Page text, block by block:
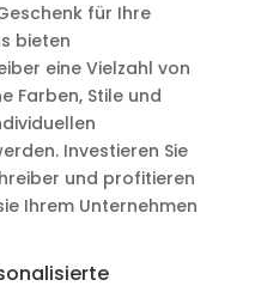
für Ihre
bieten
eine Vielzahl von
Farben, Stile und
Investieren Sie
und profitieren
Ihrem Unternehmen